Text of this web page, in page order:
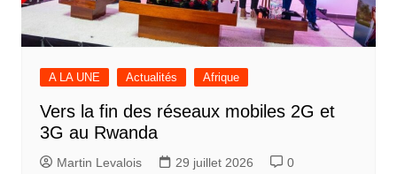
A LA UNE Actualités Afrique
Vers la fin des réseaux mobiles 2G et
3G au Rwanda
Martin Levalois 29 juillet 2026 0